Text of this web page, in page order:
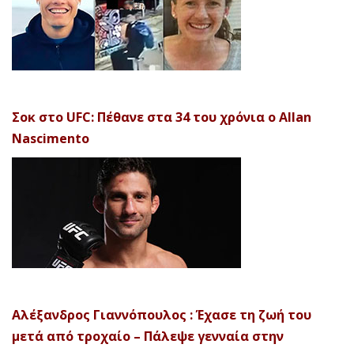
Σοκ στο UFC: Πέθανε στα 34 του χρόνια ο Allan
Nascimento
Αλέξανδρος Γιαννόπουλος : Έχασε τη ζωή του
μετά από τροχαίο – Πάλεψε γενναία στην